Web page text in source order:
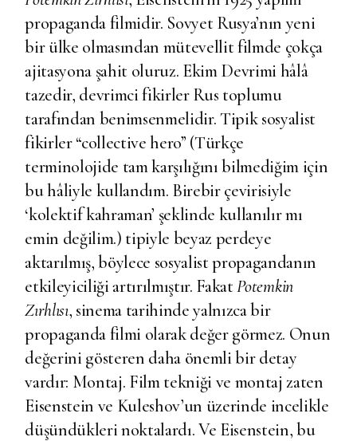
propaganda filmidir. Sovyet Rusya’nın yeni
bir ülke olmasından mütevellit filmde çokça
ajitasyona şahit oluruz. Ekim Devrimi hâlâ
tazedir, devrimci fikirler Rus toplumu
tarafından benimsenmelidir. Tipik sosyalist
fikirler “collective hero” (Türkçe
terminolojide tam karşılığını bilmediğim için
bu hâliyle kullandım. Birebir çevirisiyle
‘kolektif kahraman’ şeklinde kullanılır mı
emin değilim.) tipiyle beyaz perdeye
aktarılmış, böylece sosyalist propagandanın
etkileyiciliği artırılmıştır. FakatPotemkin
Zırhlısı, sinema tarihinde yalnızca bir
propaganda filmi olarak değer görmez. Onun
değerini gösteren daha önemli bir detay
vardır: Montaj. Film tekniği ve montaj zaten
Eisenstein ve Kuleshov’un üzerinde incelikle
düşündükleri noktalardı. Ve Eisenstein, bu